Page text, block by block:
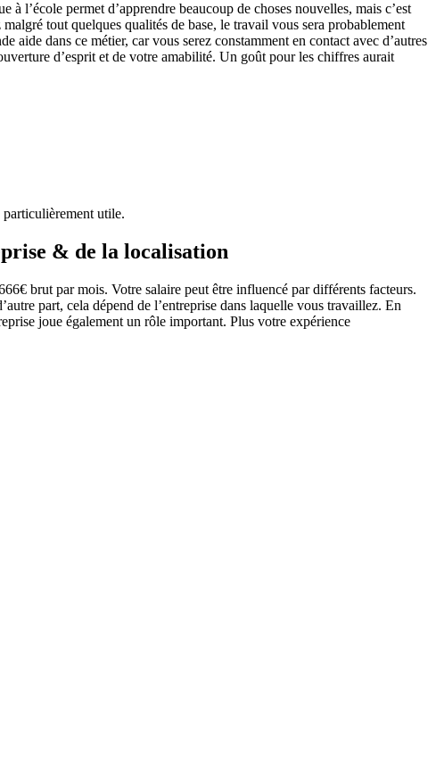
l’école permet d’apprendre beaucoup de choses nouvelles, mais c’est
tout quelques qualités de base, le travail vous sera probablement
dans ce métier, car vous serez constamment en contact avec d’autres
d’esprit et de votre amabilité. Un goût pour les chiffres aurait
particulièrement utile.
& de la localisation
brut par mois. Votre salaire peut être influencé par différents facteurs.
part, cela dépend de l’entreprise dans laquelle vous travaillez. En
joue également un rôle important. Plus votre expérience